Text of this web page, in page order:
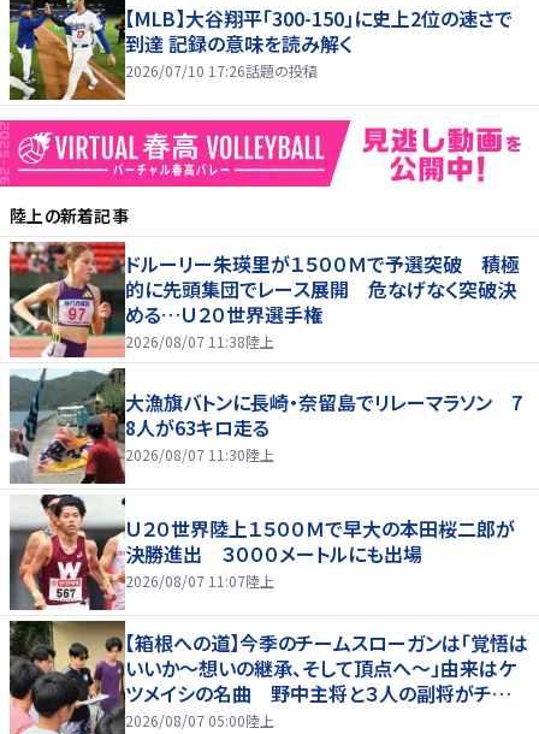
【MLB】大谷翔平「300-150」に史上2位の速さで
到達 記録の意味を読み解く
2026/07/10 17:26話題の投稿
陸上の新着記事
ドルーリー朱瑛里が１５００Ｍで予選突破 積極
的に先頭集団でレース展開 危なげなく突破決
める…Ｕ２０世界選手権
2026/08/07 11:38陸上
大漁旗バトンに長崎・奈留島でリレーマラソン 7
8人が63キロ走る
2026/08/07 11:30陸上
Ｕ２０世界陸上１５００Ｍで早大の本田桜二郎が
決勝進出 ３０００メートルにも出場
2026/08/07 11:07陸上
【箱根への道】今季のチームスローガンは「覚悟は
いいか～想いの継承、そして頂点へ～」由来はケ
ツメイシの名曲 野中主将と３人の副将がチーム
を引っ張る…夏合宿特集第１弾、国学院大
2026/08/07 05:00陸上